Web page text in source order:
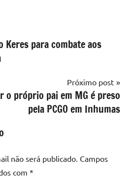
Keres para combate aos
Próximo post
o próprio pai em MG é preso
pela PCGO em Inhumas
não será publicado. Campos
com *